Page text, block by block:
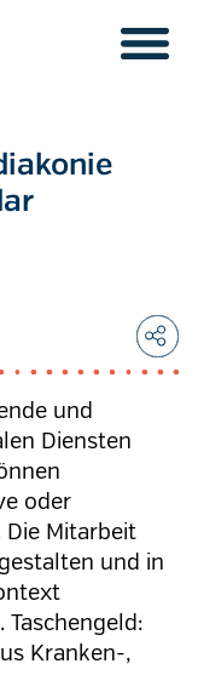
und
Diensten
oder
Die Mitarbeit
und in
Kranken-,